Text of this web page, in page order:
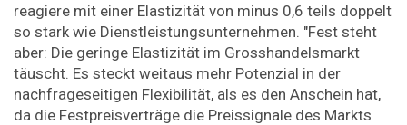
reagiere mit einer Elastizität von minus 0,6 teils doppelt
so stark wie Dienstleistungsunternehmen. "Fest steht
aber: Die geringe Elastizität im Grosshandelsmarkt
täuscht. Es steckt weitaus mehr Potenzial in der
nachfrageseitigen Flexibilität, als es den Anschein hat,
da die Festpreisverträge die Preissignale des Markts